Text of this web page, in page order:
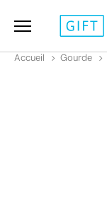
Accueil Gourde